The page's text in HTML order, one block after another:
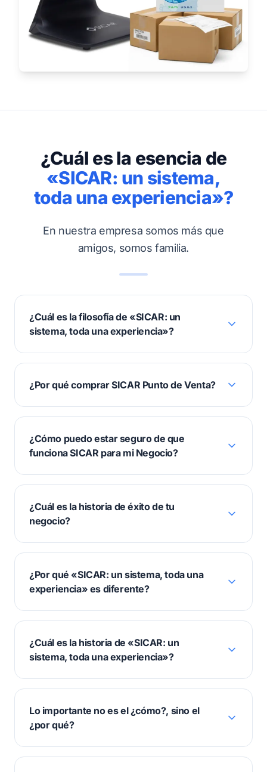
¿Cuál es la esencia de
«SICAR: un sistema,
toda una experiencia»?
En nuestra empresa somos más que
amigos, somos familia.
¿Cuál es la filosofía de «SICAR: un
sistema, toda una experiencia»?
¿Por qué comprar SICAR Punto de Venta?
¿Cómo puedo estar seguro de que
funciona SICAR para mi Negocio?
¿Cuál es la historia de éxito de tu
negocio?
¿Por qué «SICAR: un sistema, toda una
experiencia» es diferente?
¿Cuál es la historia de «SICAR: un
sistema, toda una experiencia»?
Lo importante no es el ¿cómo?, sino el
¿por qué?